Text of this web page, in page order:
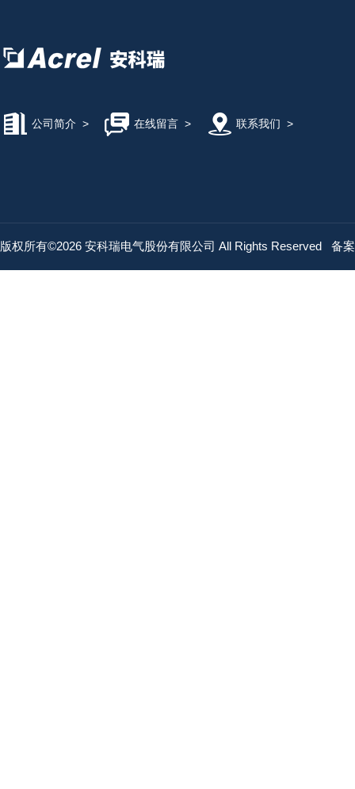
公司简介 > 在线留言> 联系我们 >
版权所有©2026 安科瑞电气股份有限公司 All Rights Reserved 备